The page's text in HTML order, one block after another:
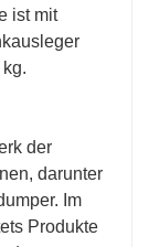
wir
an.
ist mit
der
darunter
Im
Produkte